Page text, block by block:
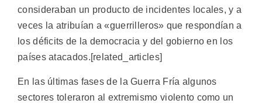
consideraban un producto de incidentes locales, y a
veces la atribuían a «guerrilleros» que respondían a
los déficits de la democracia y del gobierno en los
países atacados.[related_articles]
En las últimas fases de la Guerra Fría algunos
sectores toleraron al extremismo violento como un